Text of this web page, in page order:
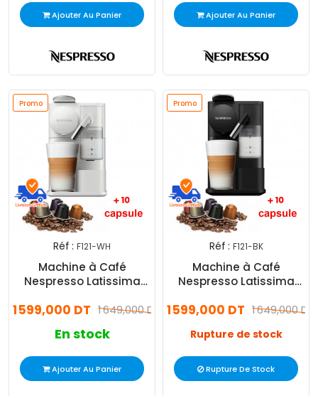
Ajouter Au Panier Ajouter Au Panier
Promo
Réf : F121-WH
Machine à Café
Nespresso Latissima
1 649,000 DT
1 599,000 DT
En stock
Ajouter Au Panier
Promo
Réf : F121-BK
Machine à Café
Nespresso Latissima
1 649,000 DT
1 599,000 DT
Rupture de stock
Rupture De Stock